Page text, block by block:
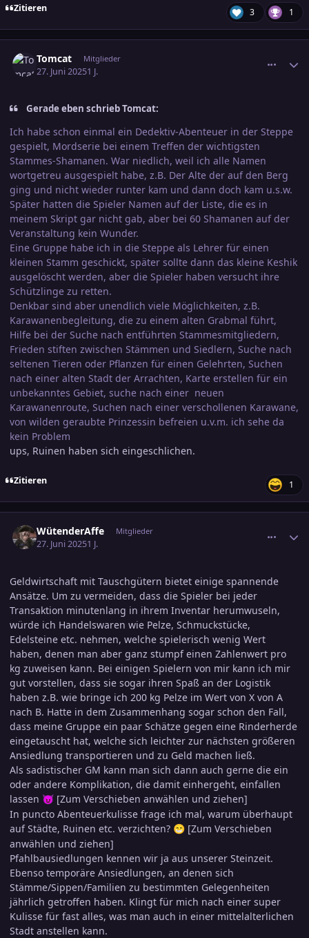
Zitieren 3 1
Tomcat Mitglieder
27. Juni 20251 J.
Gerade eben schrieb Tomcat:
Ich habe schon einmal ein Dedektiv-Abenteuer in der Steppe
gespielt, Mordserie bei einem Treffen der wichtigsten
Stammes-Shamanen. War niedlich, weil ich alle Namen
wortgetreu ausgespielt habe, z.B. Der Alte der auf den Berg
ging und nicht wieder runter kam und dann doch kam u.s.w.
Später hatten die Spieler Namen auf der Liste, die es in
meinem Skript gar nicht gab, aber bei 60 Shamanen auf der
Veranstaltung kein Wunder.
Eine Gruppe habe ich in die Steppe als Lehrer für einen
kleinen Stamm geschickt, später sollte dann das kleine Keshik
ausgelöscht werden, aber die Spieler haben versucht ihre
Schützlinge zu retten.
Denkbar sind aber unendlich viele Möglichkeiten, z.B.
Karawanenbegleitung, die zu einem alten Grabmal führt,
Hilfe bei der Suche nach entführten Stammesmitgliedern,
Frieden stiften zwischen Stämmen und Siedlern, Suche nach
seltenen Tieren oder Pflanzen für einen Gelehrten, Suchen
nach einer alten Stadt der Arrachten, Karte erstellen für ein
unbekanntes Gebiet, suche nach einer neuen
Karawanenroute, Suchen nach einer verschollenen Karawane,
von wilden geraubte Prinzessin befreien u.v.m. ich sehe da
kein Problem
ups, Ruinen haben sich eingeschlichen.
Zitieren 1
WütenderAffe Mitglieder
27. Juni 20251 J.
Geldwirtschaft mit Tauschgütern bietet einige spannende
Ansätze. Um zu vermeiden, dass die Spieler bei jeder
Transaktion minutenlang in ihrem Inventar herumwuseln,
würde ich Handelswaren wie Pelze, Schmuckstücke,
Edelsteine etc. nehmen, welche spielerisch wenig Wert
haben, denen man aber ganz stumpf einen Zahlenwert pro
kg zuweisen kann. Bei einigen Spielern von mir kann ich mir
gut vorstellen, dass sie sogar ihren Spaß an der Logistik
haben z.B. wie bringe ich 200 kg Pelze im Wert von X von A
nach B. Hatte in dem Zusammenhang sogar schon den Fall,
dass meine Gruppe ein paar Schätze gegen eine Rinderherde
eingetauscht hat, welche sich leichter zur nächsten größeren
Ansiedlung transportieren und zu Geld machen ließ.
Als sadistischer GM kann man sich dann auch gerne die ein
oder andere Komplikation, die damit einhergeht, einfallen
lassen 😈 [Zum Verschieben anwählen und ziehen]
In puncto Abenteuerkulisse frage ich mal, warum überhaupt
auf Städte, Ruinen etc. verzichten? 😁 [Zum Verschieben
anwählen und ziehen]
Pfahlbausiedlungen kennen wir ja aus unserer Steinzeit.
Ebenso temporäre Ansiedlungen, an denen sich
Stämme/Sippen/Familien zu bestimmten Gelegenheiten
jährlich getroffen haben. Klingt für mich nach einer super
Kulisse für fast alles, was man auch in einer mittelalterlichen
Stadt anstellen kann.